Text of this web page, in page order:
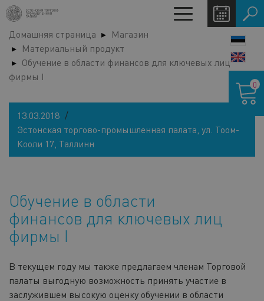
Перейти
основному
содержанию
Toggle
navigation
Домашняя страница
Магазин
Материальный продукт
Обучение в области финансов для ключевых лиц
фирмы I
13.03.2018
Эстонская торгово-промышленная палата, ул. Тоом-
Кооли 17, Таллинн
Обучение в области
финансов для ключевых лиц
фирмы I
В текущем году мы также предлагаем членам Торговой
палаты выгодную возможность принять участие в
заслужившем высокую оценку обучении в области
Корзина
0